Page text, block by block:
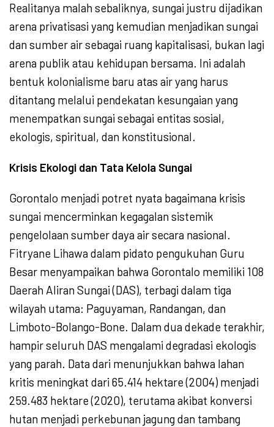
Realitanya malah sebaliknya, sungai justru dijadikan
arena privatisasi yang kemudian menjadikan sungai
dan sumber air sebagai ruang kapitalisasi, bukan lagi
arena publik atau kehidupan bersama. Ini adalah
bentuk kolonialisme baru atas air yang harus
ditantang melalui pendekatan kesungaian yang
menempatkan sungai sebagai entitas sosial,
ekologis, spiritual, dan konstitusional.
Krisis Ekologi dan Tata Kelola Sungai
Gorontalo menjadi potret nyata bagaimana krisis
sungai mencerminkan kegagalan sistemik
pengelolaan sumber daya air secara nasional.
Fitryane Lihawa dalam pidato pengukuhan Guru
Besar menyampaikan bahwa Gorontalo memiliki 108
Daerah Aliran Sungai (DAS), terbagi dalam tiga
wilayah utama: Paguyaman, Randangan, dan
Limboto-Bolango-Bone. Dalam dua dekade terakhir,
hampir seluruh DAS mengalami degradasi ekologis
yang parah. Data dari menunjukkan bahwa lahan
kritis meningkat dari 65.414 hektare (2004) menjadi
259.483 hektare (2020), terutama akibat konversi
hutan menjadi perkebunan jagung dan tambang